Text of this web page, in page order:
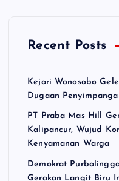
Recent Posts
Kejari Wonosobo
Dugaan
PT Praba Mas Hill
Kalipancur, Wujud
Kenyamanan Warga
Demokrat
Gerakan Langit Biru